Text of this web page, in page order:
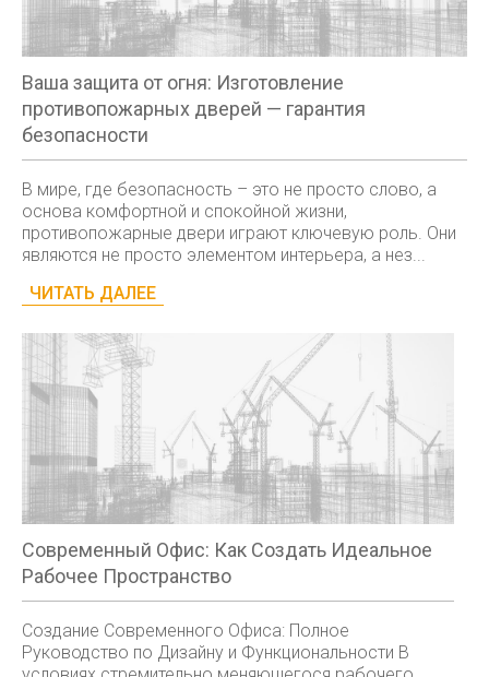
Ваша защита от огня: Изготовление
противопожарных дверей — гарантия
безопасности
В мире, где безопасность – это не просто слово, а
основа комфортной и спокойной жизни,
противопожарные двери играют ключевую роль. Они
являются не просто элементом интерьера, а нез...
ЧИТАТЬ ДАЛЕЕ
Современный Офис: Как Создать Идеальное
Рабочее Пространство
Создание Современного Офиса: Полное
Руководство по Дизайну и Функциональности В